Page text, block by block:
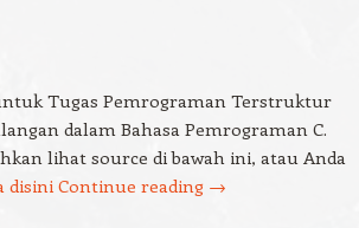
Tugas Pemrograman Terstruktur
dalam Bahasa Pemrograman C.
lihat source di bawah ini, atau Anda
disiniContinue reading →